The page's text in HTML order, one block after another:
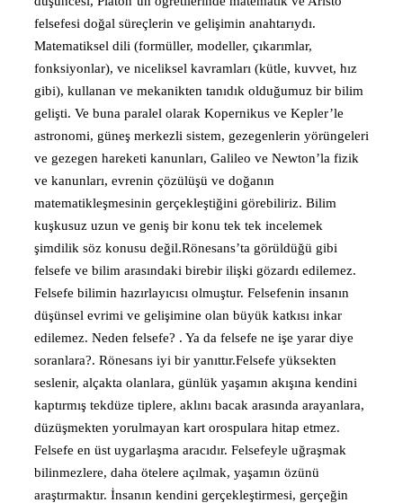
felsefesi doğal süreçlerin ve gelişimin anahtarıydı.
Matematiksel dili (formüller, modeller, çıkarımlar,
fonksiyonlar), ve niceliksel kavramları (kütle, kuvvet, hız
gibi), kullanan ve mekanikten tanıdık olduğumuz bir bilim
gelişti. Ve buna paralel olarak Kopernikus ve Kepler’le
astronomi, güneş merkezli sistem, gezegenlerin yörüngeleri
ve gezegen hareketi kanunları, Galileo ve Newton’la fizik
ve kanunları, evrenin çözülüşü ve doğanın
matematikleşmesinin gerçekleştiğini görebiliriz. Bilim
kuşkusuz uzun ve geniş bir konu tek tek incelemek
şimdilik söz konusu değil.Rönesans’ta görüldüğü gibi
felsefe ve bilim arasındaki birebir ilişki gözardı edilemez.
Felsefe bilimin hazırlayıcısı olmuştur. Felsefenin insanın
düşünsel evrimi ve gelişimine olan büyük katkısı inkar
edilemez. Neden felsefe? . Ya da felsefe ne işe yarar diye
soranlara?. Rönesans iyi bir yanıttır.Felsefe yüksekten
seslenir, alçakta olanlara, günlük yaşamın akışına kendini
kaptırmış tekdüze tiplere, aklını bacak arasında arayanlara,
düzüşmekten yorulmayan kart orospulara hitap etmez.
Felsefe en üst uygarlaşma aracıdır. Felsefeyle uğraşmak
bilinmezlere, daha ötelere açılmak, yaşamın özünü
araştırmaktır. İnsanın kendini gerçekleştirmesi, gerçeğin